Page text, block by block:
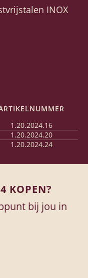
INOX
1.20.2024.16
1.20.2024.20
1.20.2024.24
KOPEN?
bij jou in